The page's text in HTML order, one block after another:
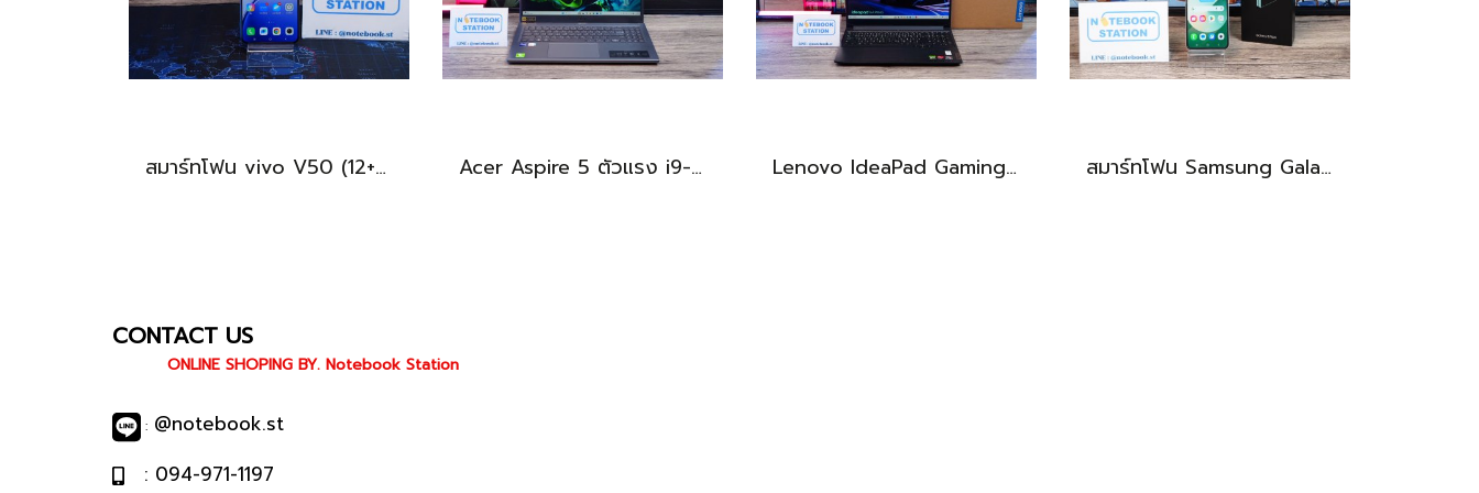
สมาร์ทโฟน vivo V50 (12+256GB) Mist Purple (5G) เครื่องสวย พร้อมใช้งาน ขายเพียง 6,990.- เท่านั้น Acer Aspire 5 ตัวแรง i9-13900H Ram16 512GB M.2 จอ15.6นิ้ว FHD IPS สเปคสูงทำงานเก่ง ดีไซน์สวยเรียบหรูดูทันสมัย เครื่องพร้อมใช้งานในราคาสุดคุ้มเพียง 19,990.-เท่านั้น Lenovo IdeaPad Gaming 3 Ryzen5-5500H RAM16 RTX2050(4GB) 512GB M.2 จอ15.6 FHD 144Hz สเปคเกมมิ่ง คีย์บอร์ดไฟสีRGB เครื่องพร้อมใช้งาน ราคาเพียง 17,990.- สมาร์ทโฟน Samsung Galaxy Z Flip6 (12+256GB) Light green (5G) พับจอได้ เครื่องสวย พร้อมใช้งาน ขายเพียง 11,900.- เท่านั้น
CONTACT US
ONLINE SHOPING BY. Notebook Station
: @notebook.st
: 094-971-1197